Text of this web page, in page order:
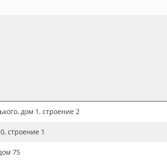
дом 1, строение 2
строение 1
75